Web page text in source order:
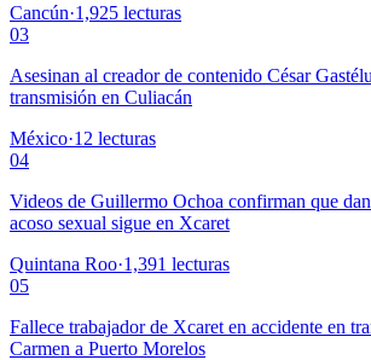
Cancún·1,925 lecturas
03
Asesinan al creador de contenido César
transmisión en Culiacán
México·12 lecturas
04
Videos de Guillermo Ochoa confirman que
acoso sexual sigue en Xcaret
Quintana Roo·1,391 lecturas
05
Fallece trabajador de Xcaret en accidente en
Carmen a Puerto Morelos